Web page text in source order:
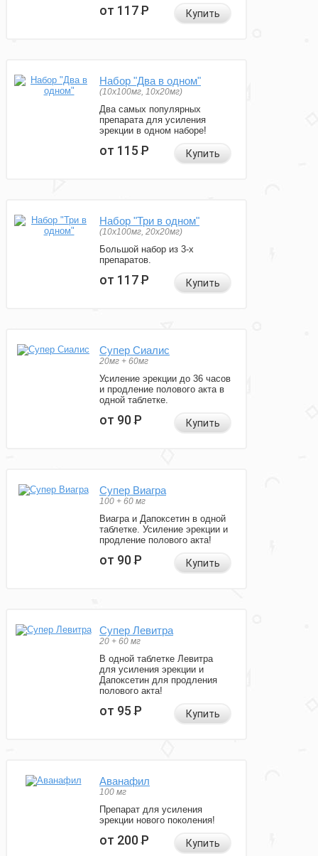
от 117Р Купить
Набор "Два в одном"
(10x100мг, 10x20мг)
Два самых популярных
препарата для усиления
эрекции в одном наборе!
от 115Р Купить
Набор "Три в одном"
(10x100мг, 20x20мг)
Большой набор из 3-х
препаратов.
от 117Р Купить
Супер Сиалис
20мг + 60мг
Усиление эрекции до 36 часов
и продление полового акта в
одной таблетке.
от 90Р Купить
Супер Виагра
100 + 60 мг
Виагра и Дапоксетин в одной
таблетке. Усиление эрекции и
продление полового акта!
от 90Р Купить
Супер Левитра
20 + 60 мг
В одной таблетке Левитра
для усиления эрекции и
Дапоксетин для продления
полового акта!
от 95Р Купить
Аванафил
100 мг
Препарат для усиления
эрекции нового поколения!
от 200Р Купить